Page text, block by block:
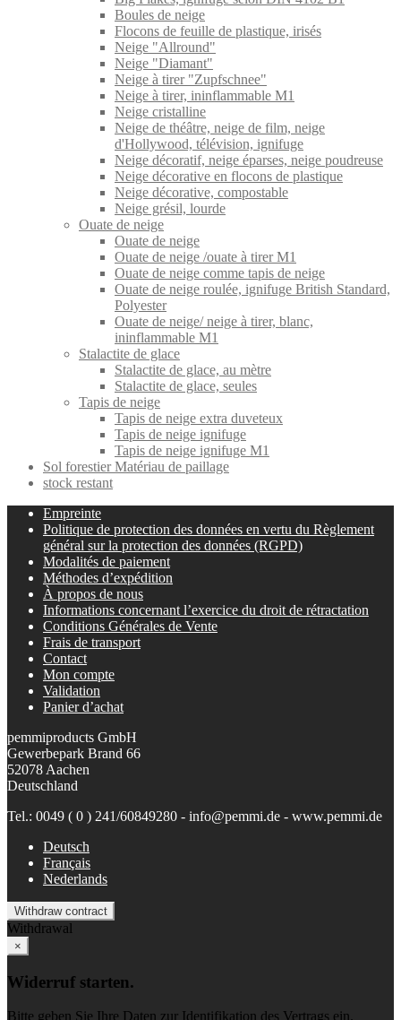
Boules de neige
Flocons de feuille de plastique, irisés
Neige "Allround"
Neige "Diamant"
Neige à tirer "Zupfschnee"
Neige à tirer, ininflammable M1
Neige cristalline
Neige de théâtre, neige de film, neige
d'Hollywood, télévision, ignifuge
Neige décoratif, neige éparses, neige poudreuse
Neige décorative en flocons de plastique
Neige décorative, compostable
Neige grésil, lourde
Ouate de neige
Ouate de neige
Ouate de neige /ouate à tirer M1
Ouate de neige comme tapis de neige
Ouate de neige roulée, ignifuge British Standard,
Polyester
Ouate de neige/ neige à tirer, blanc,
ininflammable M1
Stalactite de glace
Stalactite de glace, au mètre
Stalactite de glace, seules
Tapis de neige
Tapis de neige extra duveteux
Tapis de neige ignifuge
Tapis de neige ignifuge M1
Sol forestier Matériau de paillage
stock restant
Empreinte
Politique de protection des données en vertu du Règlement
général sur la protection des données (RGPD)
Modalités de paiement
Méthodes d’expédition
À propos de nous
Informations concernant l’exercice du droit de rétractation
Conditions Générales de Vente
Frais de transport
Contact
Mon compte
Validation
Panier d’achat
pemmiproducts GmbH
Gewerbepark Brand 66
52078 Aachen
Deutschland
Tel.: 0049 ( 0 ) 241/60849280 - info@pemmi.de - www.pemmi.de
Deutsch
Français
Nederlands
Withdraw contract
Withdrawal
×
Widerruf starten.
Bitte geben Sie Ihre Daten zur Identifikation des Vertrags ein.